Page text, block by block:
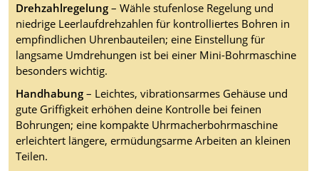
Drehzahlregelung– Wähle stufenlose Regelung und
niedrige Leerlaufdrehzahlen für kontrolliertes Bohren in
empfindlichen Uhrenbauteilen; eine Einstellung für
langsame Umdrehungen ist bei einer Mini-Bohrmaschine
besonders wichtig.
Handhabung– Leichtes, vibrationsarmes Gehäuse und
gute Griffigkeit erhöhen deine Kontrolle bei feinen
Bohrungen; eine kompakte Uhrmacherbohrmaschine
erleichtert längere, ermüdungsarme Arbeiten an kleinen
Teilen.